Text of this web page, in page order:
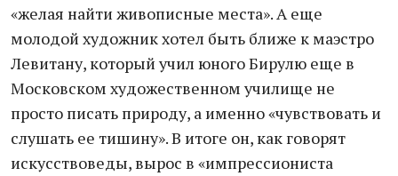
«желая найти живописные места». А еще
молодой художник хотел быть ближе к маэстро
Левитану, который учил юного Бирулю еще в
Московском художественном училище не
просто писать природу, а именно «чувствовать и
слушать ее тишину». В итоге он, как говорят
искусствоведы, вырос в «импрессиониста